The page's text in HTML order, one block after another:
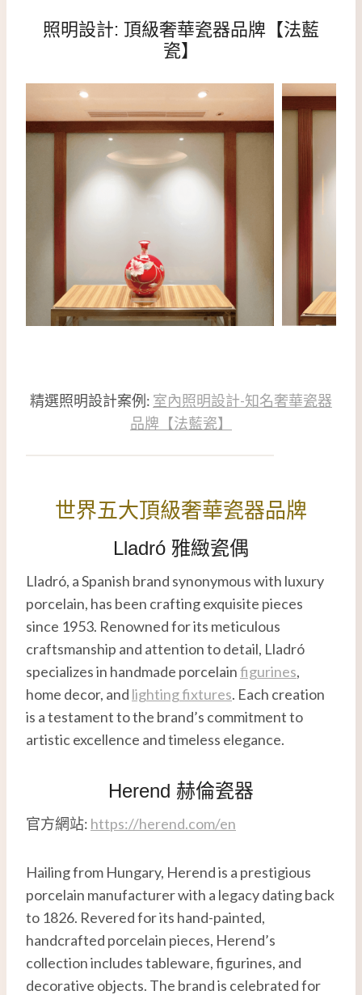
照明設計: 頂級奢華瓷器品牌【法藍
瓷】
精選照明設計案例: 室內照明設計-知名奢華瓷器
品牌【法藍瓷】
世界五大頂級奢華瓷器品牌
Lladró 雅緻瓷偶
Lladró, a Spanish brand synonymous with luxury
porcelain, has been crafting exquisite pieces
since 1953. Renowned for its meticulous
craftsmanship and attention to detail, Lladró
specializes in handmade porcelainfigurines,
home decor, and lighting fixtures. Each creation
is a testament to the brand’s commitment to
artistic excellence and timeless elegance.
Herend 赫倫瓷器
官方網站: https://herend.com/en
Hailing from Hungary, Herend is a prestigious
porcelain manufacturer with a legacy dating back
to 1826. Revered for its hand-painted,
handcrafted porcelain pieces, Herend’s
collection includes tableware, figurines, and
decorative objects. The brand is celebrated for